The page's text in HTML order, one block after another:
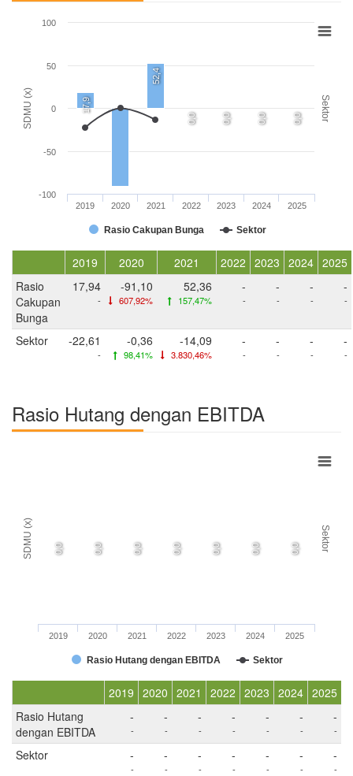
SDMU (x) Sektor
17,9
52,4
0,0 0,0 0,0 0,0
Rasio Cakupan Bunga Sektor
2019 2020 2021 2022 2023 2024 2025
-100
-50
0
50
100
2019 2020 2021 2022 2023 2024 2025
Rasio
Cakupan
Bunga
17,94
-
-91,10
607,92%
52,36
157,47%
-
-
-
-
-
-
-
-
Sektor -22,61
-
-0,36
98,41%
-14,09
3.830,46%
-
-
-
-
-
-
-
-
Rasio Hutang dengan EBITDA
SDMU (x) Sektor
0,0 0,0 0,0 0,0 0,0 0,0 0,0
Rasio Hutang dengan EBITDA Sektor
2019 2020 2021 2022 2023 2024 2025
2019 2020 2021 2022 2023 2024 2025
Rasio Hutang
dengan EBITDA
-
-
-
-
-
-
-
-
-
-
-
-
-
-
Sektor -
-
-
-
-
-
-
-
-
-
-
-
-
-